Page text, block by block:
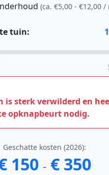
(ca. €5,00 - €12,00 /
tuin:
is sterk verwilderd en
opknapbeurt nodig.
Geschatte kosten (2026):
150 - € 350